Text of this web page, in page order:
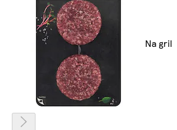
Na gril